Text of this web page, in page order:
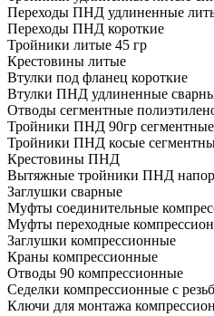
Переходы ПНД удлиненные
Переходы ПНД короткие
Тройники литые 45 гр
Крестовины литые
Втулки под фланец короткие
Втулки ПНД удлиненные
Отводы сегментные
Тройники ПНД 90гр сегментные
Тройники ПНД косые
Крестовины ПНД
Вытяжные тройники ПНД
Заглушки сварные
Муфты соединительные
Муфты переходные
Заглушки компрессионные
Краны компрессионные
Отводы 90 компрессионные
Седелки компрессионные с
Ключи для монтажа